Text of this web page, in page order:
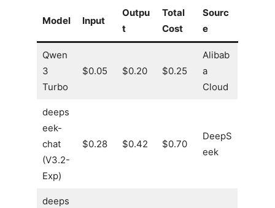
Model Input
Outpu
t
Total
Cost
Sourc
e
Qwen
3
Turbo
$0.05 $0.20 $0.25
Alibab
a
Cloud
deeps
eek-
chat
(V3.2-
Exp)
$0.28 $0.42 $0.70
DeepS
eek
deeps